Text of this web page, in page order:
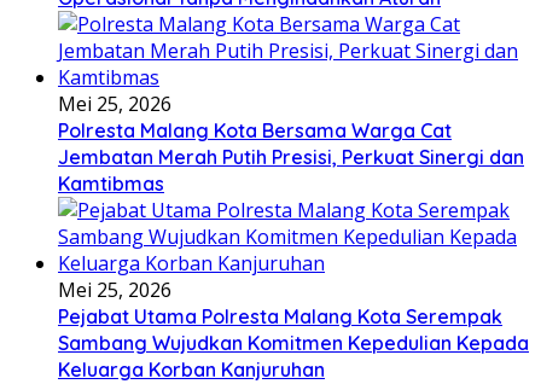
Mei 25, 2026
Polresta Malang Kota Bersama Warga Cat
Jembatan Merah Putih Presisi, Perkuat Sinergi dan
Kamtibmas
Mei 25, 2026
Pejabat Utama Polresta Malang Kota Serempak
Sambang Wujudkan Komitmen Kepedulian Kepada
Keluarga Korban Kanjuruhan